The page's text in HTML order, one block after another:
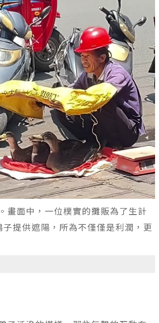
畫面中，一位樸實的攤販為了生計
提供遮陽，所為不僅僅是利潤，更